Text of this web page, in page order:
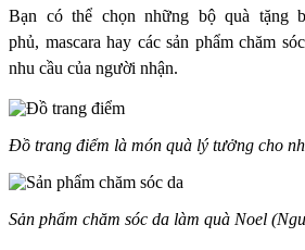
Bạn có thể chọn những bộ quà tặng
phủ, mascara hay các sản phẩmchăm
nhu cầu của người nhận.
Đồ trang điểm là món quà lý tưởng cho
Sản phẩm chăm sóc da làm quà Noel